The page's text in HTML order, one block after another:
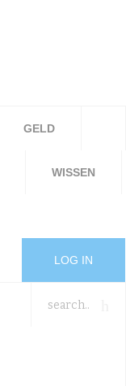
GELD
WISSEN
LOG IN